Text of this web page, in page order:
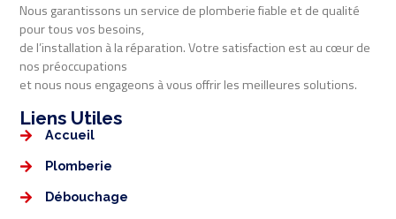
Nous garantissons un service de plomberie fiable et de qualité
pour tous vos besoins,
de l’installation à la réparation. Votre satisfaction est au cœur de
nos préoccupations
et nous nous engageons à vous offrir les meilleures solutions.
Liens Utiles​​
Accueil
Plomberie
Débouchage